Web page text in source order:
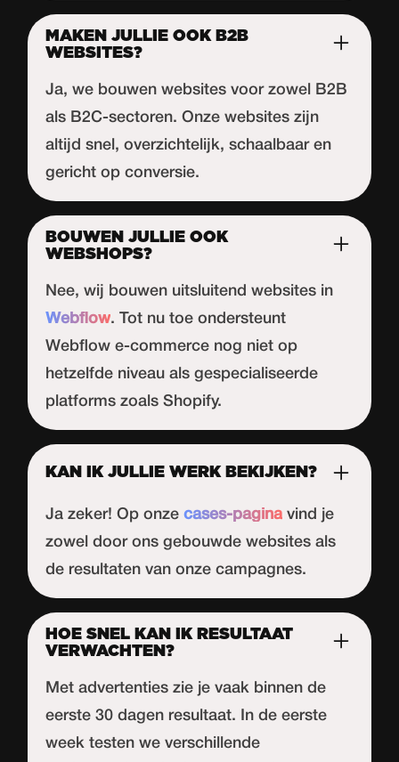
MAKEN JULLIE OOK B2B
WEBSITES?
Ja, we bouwen websites voor zowel B2B
als B2C-sectoren. Onze websites zijn
altijd snel, overzichtelijk, schaalbaar en
gericht op conversie.
BOUWEN JULLIE OOK
WEBSHOPS?
Nee, wij bouwen uitsluitend websites in
Webflow. Tot nu toe ondersteunt
Webflow e-commerce nog niet op
hetzelfde niveau als gespecialiseerde
platforms zoals Shopify.
KAN IK JULLIE WERK BEKIJKEN?
Ja zeker! Op onzecases-pagina vind je
zowel door ons gebouwde websites als
de resultaten van onze campagnes.
HOE SNEL KAN IK RESULTAAT
VERWACHTEN?
Met advertenties zie je vaak binnen de
eerste 30 dagen resultaat. In de eerste
week testen we verschillende